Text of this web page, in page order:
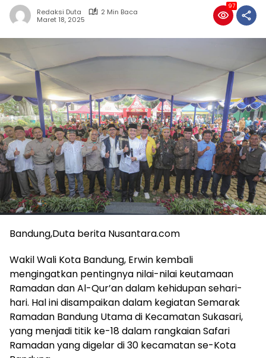
Redaksi Duta
2 Min Baca
Maret 18, 2025
97
Bandung,Duta berita Nusantara.com
Wakil Wali Kota Bandung, Erwin kembali
mengingatkan pentingnya nilai-nilai keutamaan
Ramadan dan Al-Qur’an dalam kehidupan sehari-
hari. Hal ini disampaikan dalam kegiatan Semarak
Ramadan Bandung Utama di Kecamatan Sukasari,
yang menjadi titik ke-18 dalam rangkaian Safari
Ramadan yang digelar di 30 kecamatan se-Kota